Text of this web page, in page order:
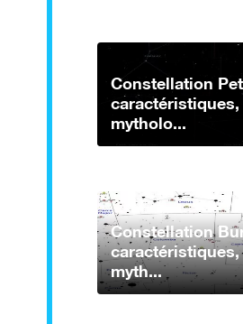
Constellation
mytholo...
Constellation
myth...